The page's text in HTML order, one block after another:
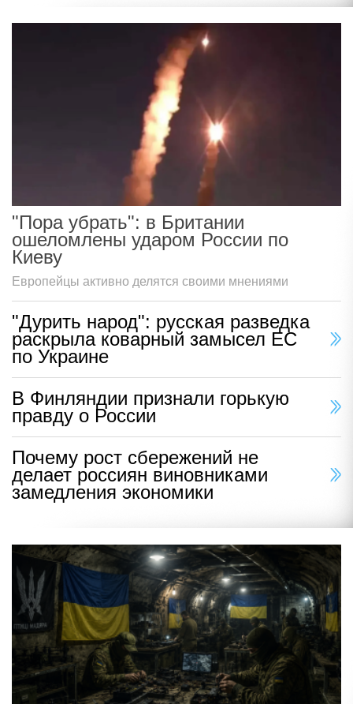
"Пора убрать": в Британии
ошеломлены ударом России по
Киеву
Европейцы активно делятся своими мнениями
"Дурить народ": русская разведка
раскрыла коварный замысел ЕС
по Украине
В Финляндии признали горькую
правду о России
Почему рост сбережений не
делает россиян виновниками
замедления экономики